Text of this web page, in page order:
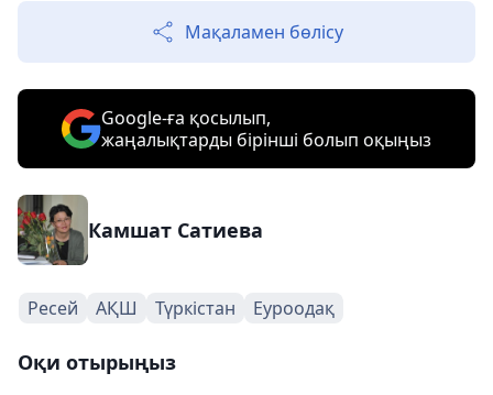
Мақаламен бөлісу
Google-ға қосылып,
жаңалықтарды бірінші болып оқыңыз
Камшат Сатиева
Ресей АҚШ Түркістан Еуроодақ
Оқи отырыңыз